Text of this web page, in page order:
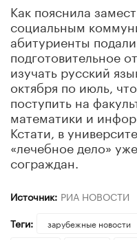
Как пояснила
социальным
абитуриенты
подготовительное
изучать русский
октября по июль,
поступить на
математики и
Кстати, в
«лечебное дело»
сограждан.
Источник: РИА НОВОСТИ
Теги:
зарубежные новости